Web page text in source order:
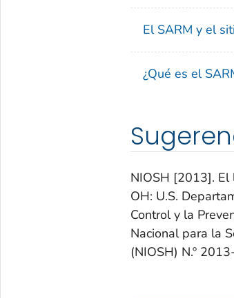
El SARM y el
¿Qué es el
NIOSH [2013]. El
OH: U.S.
Control y la
Nacional para la
(NIOSH) N.º